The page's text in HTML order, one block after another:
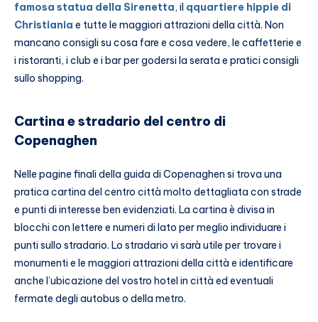
famosa statua della Sirenetta, il qquartiere hippie di
Christiania e tutte le maggiori attrazioni della città. Non
mancano consigli su cosa fare e cosa vedere, le caffetterie e
i ristoranti, i club e i bar per godersi la serata e pratici consigli
sullo shopping.
Cartina e stradario del centro di
Copenaghen
Nelle pagine finali della guida di Copenaghen si trova una
pratica cartina del centro città molto dettagliata con strade
e punti di interesse ben evidenziati. La cartina è divisa in
blocchi con lettere e numeri di lato per meglio individuare i
punti sullo stradario. Lo stradario vi sarà utile per trovare i
monumenti e le maggiori attrazioni della città e identificare
anche l’ubicazione del vostro hotel in città ed eventuali
fermate degli autobus o della metro.